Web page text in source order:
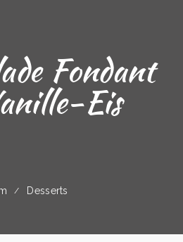
Fondant
Eis
Desserts